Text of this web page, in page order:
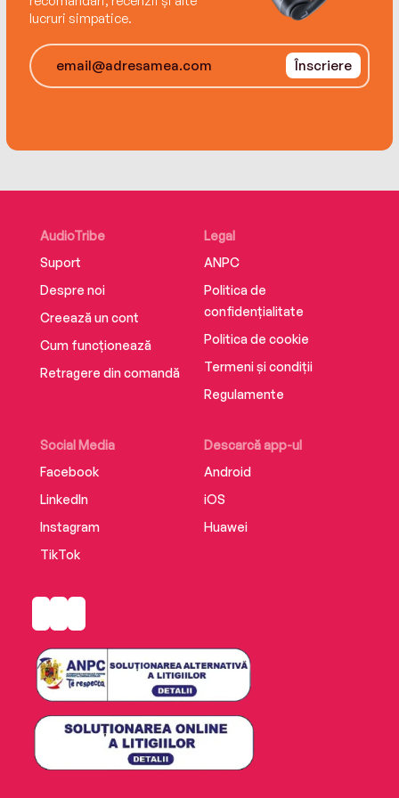
lucruri simpatice.
Înscriere
AudioTribe
Suport
Despre noi
Creează un cont
Cum funcționează
Retragere din comandă
Social Media
Facebook
LinkedIn
Instagram
TikTok
Descarcă app-ul
Android
iOS
Huawei
Legal
ANPC
Politica de
confidențialitate
Politica de cookie
Termeni și condiții
Regulamente